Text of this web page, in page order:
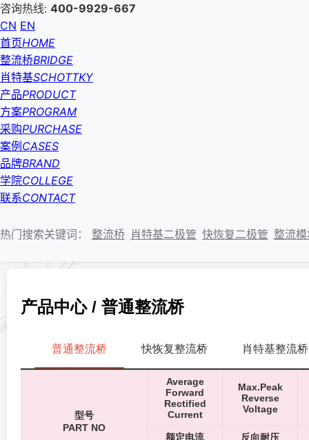
咨询热线: 400-9929-667
CN EN
首页HOME
整流桥BRIDGE
肖特基SCHOTTKY
产品PRODUCT
方案PROGRAM
采购PURCHASE
案例 CASES
品牌BRAND
学院COLLEGE
联系CONTACT
热门搜索关键词： 整流桥 肖特基二极管 快恢复二极管 整流